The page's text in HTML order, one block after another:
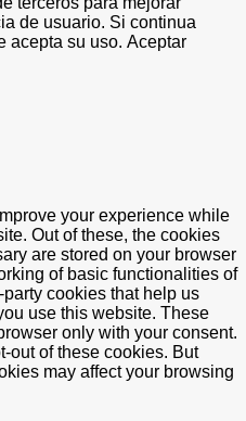
de usuario. Si continua
acepta su uso. Aceptar
your experience while
Out of these, the cookies
are stored on your browser
of basic functionalities of
cookies that help us
use this website. These
only with your consent.
out of these cookies. But
may affect your browsing